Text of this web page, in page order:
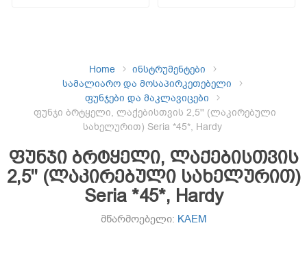
Home
ინსტრუმენტები
სამალიარო და მოსაპირკეთებელი
ფუნჯები და მაკლავიცები
ფუნჯი ბრტყელი, ლაქებისთვის 2,5'' (ლაკირებული
სახელურით) Seria *45*, Hardy
ფუნჯი ბრტყელი, ლაქებისთვის
2,5'' (ლაკირებული სახელურით)
Seria *45*, Hardy
მწარმოებელი: KAEM